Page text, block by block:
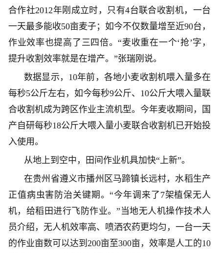
合作社2012年刚成立时，只有4台联合收割机，一台
一天最多能收50亩麦子；如今不仅数量增至近90台，
作业效率也提高了三四倍。“麦收重在一个‘抢’字，
提升收割效率就是在增产。”张瑞刚说。
数据显示，10年前，各地小麦收割机喂入量多在
每秒5公斤左右，如今每秒9公斤、10公斤大喂入量联
合收割机成为跨区作业主流机型。今年麦收期间，国
产自研每秒18公斤大喂入量小麦联合收割机已开始投
入使用。
从地上到空中，田间作业机具加快“上新”。
在贵州省遵义市播州区马蹄镇长远村，水稻生产
正值病虫害防治关键期。“今年调来了7架植保无人
机，给稻田进行飞防作业。”当地无人机操作技术人
员介绍，无人机效率高、喷洒农药更均匀，一台一天
的作业亩数可以达到200亩至300亩，效率是人工的10